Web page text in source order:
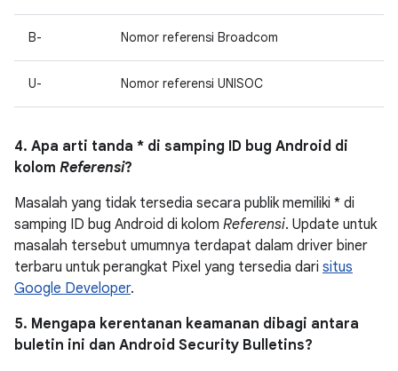
B- Nomor referensi Broadcom
U- Nomor referensi UNISOC
4. Apa arti tanda * di samping ID bug Android di
kolom Referensi?
Masalah yang tidak tersedia secara publik memiliki * di
samping ID bug Android di kolom Referensi. Update untuk
masalah tersebut umumnya terdapat dalam driver biner
terbaru untuk perangkat Pixel yang tersedia dari situs
Google Developer.
5. Mengapa kerentanan keamanan dibagi antara
buletin ini dan Android Security Bulletins?